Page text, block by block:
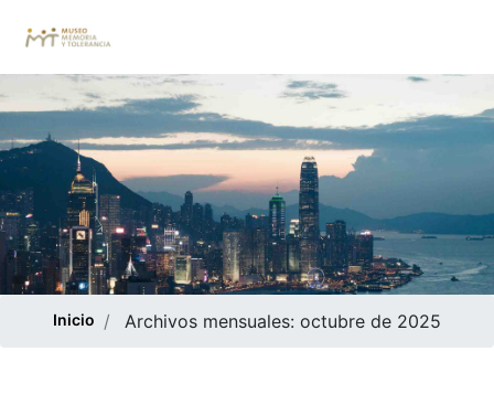
Inicio Archivos mensuales: octubre de 2025